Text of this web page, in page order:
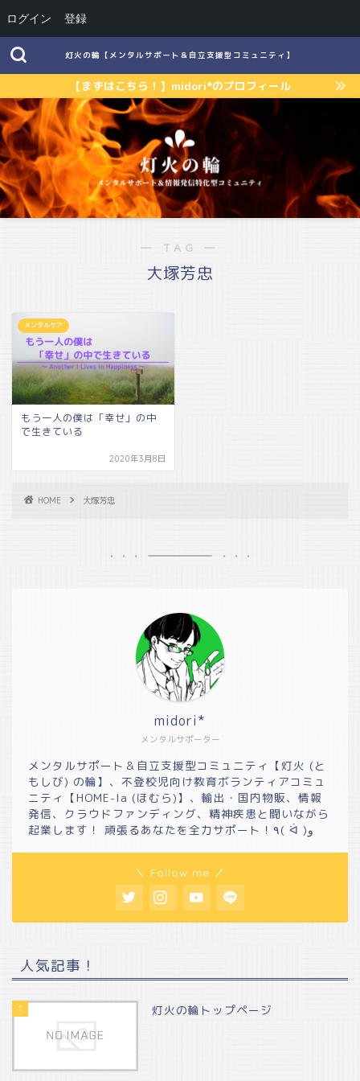
灯火の輪【メンタルサポート＆自立支援型コミュニティ】
【まずはこちら！】midori*のプロフィール
― TAG ―
大塚芳忠
メンタルケア
もう一人の僕は「幸せ」の中
で生きている
2020年3月8日
HOME 大塚芳忠
メンタルサポーター
midori*
メンタルサポート＆自立支援型コミュニティ【灯火 (と
もしび) の輪】、不登校児向け教育ボランティアコミュ
ニティ【HOME-la (ほむら)】、輸出・国内物販、情報
発信、クラウドファンディング、精神疾患と闘いながら
起業します！ 頑張るあなたを全力サポート！٩( ᐛ )و
＼ Follow me ／
人気記事！
1 灯火の輪トップページ
ログイン 登録